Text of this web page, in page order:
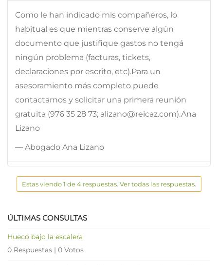
Como le han indicado mis compañeros, lo
habitual es que mientras conserve algún
documento que justifique gastos no tengá
ningún problema (facturas, tickets,
declaraciones por escrito, etc).Para un
asesoramiento más completo puede
contactarnos y solicitar una primera reunión
gratuita (976 35 28 73; alizano@reicaz.com).Ana
Lizano
— Abogado Ana Lizano
Estas viendo 1 de 4 respuestas. Ver todas las respuestas.
ÚLTIMAS CONSULTAS
Hueco bajo la escalera
0 Respuestas | 0 Votos